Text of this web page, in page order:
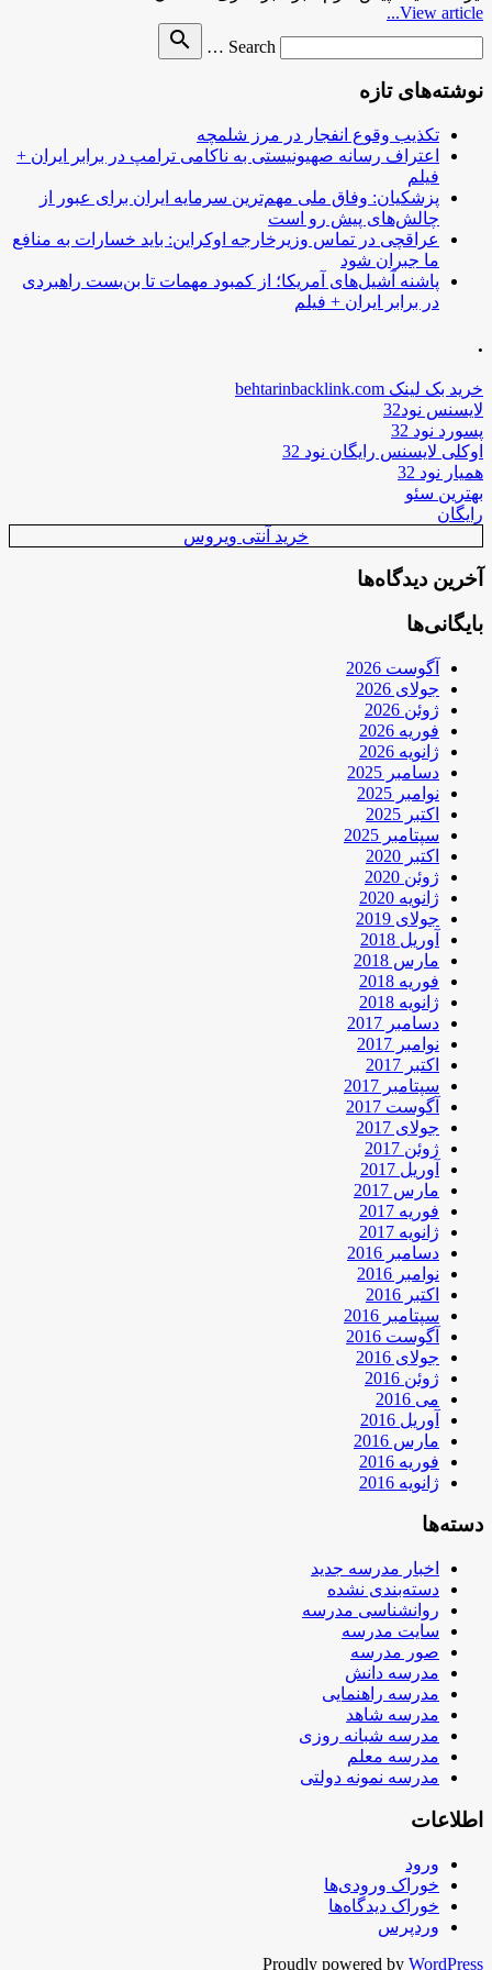
View article...
Search …
search
نوشته‌های تازه
تکذیب وقوع انفجار در مرز شلمچه
اعتراف رسانه صهیونیستی به ناکامی ترامپ در برابر ایران +
فیلم
پزشکیان: وفاق ملی مهم‌ترین سرمایه ایران برای عبور از
چالش‌های پیش رو است
عراقچی در تماس وزیرخارجه اوکراین: باید خسارات به منافع
ما جبران شود
پاشنه آشیل‌های آمریکا؛ از کمبود مهمات تا بن‌بست راهبردی
در برابر ایران + فیلم
.
خرید بک لینک behtarinbacklink.com
لایسنس نود32
پسورد نود 32
اوکلی لایسنس رایگان نود 32
همیار نود 32
بهترین سئو
رایگان
خرید آنتی ویروس
آخرین دیدگاه‌ها
بایگانی‌ها
آگوست 2026
جولای 2026
ژوئن 2026
فوریه 2026
ژانویه 2026
دسامبر 2025
نوامبر 2025
اکتبر 2025
سپتامبر 2025
اکتبر 2020
ژوئن 2020
ژانویه 2020
جولای 2019
آوریل 2018
مارس 2018
فوریه 2018
ژانویه 2018
دسامبر 2017
نوامبر 2017
اکتبر 2017
سپتامبر 2017
آگوست 2017
جولای 2017
ژوئن 2017
آوریل 2017
مارس 2017
فوریه 2017
ژانویه 2017
دسامبر 2016
نوامبر 2016
اکتبر 2016
سپتامبر 2016
آگوست 2016
جولای 2016
ژوئن 2016
می 2016
آوریل 2016
مارس 2016
فوریه 2016
ژانویه 2016
دسته‌ها
اخبار مدرسه جدید
دسته‌بندی نشده
روانشناسی مدرسه
سایت مدرسه
صور مدرسه
مدرسه دانش
مدرسه راهنمایی
مدرسه شاهد
مدرسه شبانه روزی
مدرسه معلم
مدرسه نمونه دولتی
اطلاعات
ورود
خوراک ورودی‌ها
خوراک دیدگاه‌ها
وردپرس
Proudly powered by WordPress